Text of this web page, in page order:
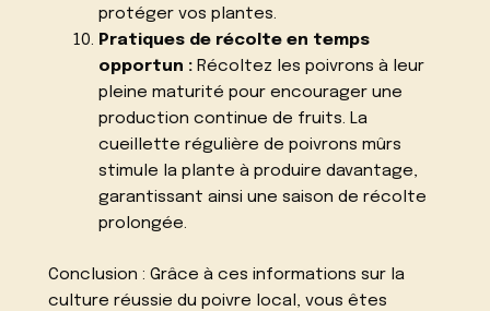
protéger vos plantes.
Pratiques de récolte en temps
opportun :Récoltez les poivrons à leur
pleine maturité pour encourager une
production continue de fruits. La
cueillette régulière de poivrons mûrs
stimule la plante à produire davantage,
garantissant ainsi une saison de récolte
prolongée.
Conclusion : Grâce à ces informations sur la
culture réussie du poivre local, vous êtes